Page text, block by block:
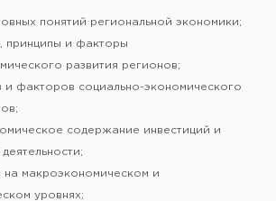
понятий региональной экономики;
принципы и факторы
развития регионов;
и факторов социально-экономического
содержание инвестиций и
на макроэкономическом и
уровнях;